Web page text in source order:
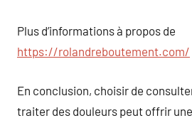
Plus d’informations à propos de
https://rolandreboutement.com/
En conclusion, choisir de
traiter des douleurs peut offrir